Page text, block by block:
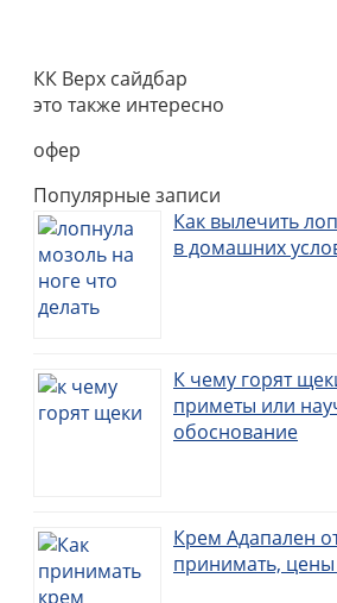
КК Верх сайдбар
это также интересно
офер
Популярные записи
Как вылечить
в домашних
К чему горят
приметы или
обоснование
Крем Адапален
принимать,